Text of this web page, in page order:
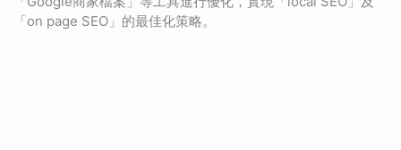
「on page SEO」的最佳化策略。